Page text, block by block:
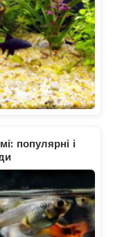
популярні і